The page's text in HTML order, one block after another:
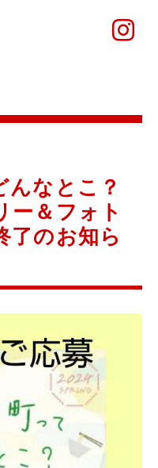
んなとこ？
ー＆フォト
了のお知ら